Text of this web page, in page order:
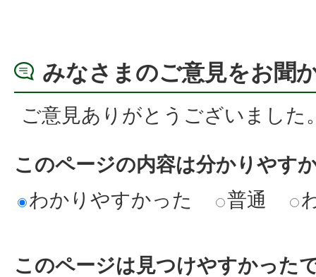
みなさまのご意見をお聞
ご意見ありがとうございました
このページの内容は分かりやす
わかりやすかった
普通
このページは見つけやすかった